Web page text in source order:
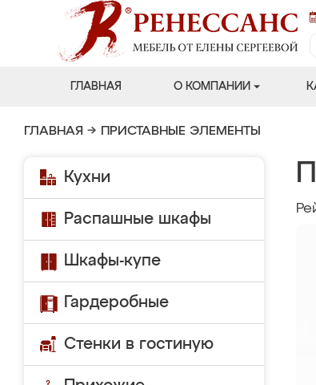
ГЛАВНАЯ О КОМПАНИИ
ГЛАВНАЯ → ПРИСТАВНЫЕ ЭЛЕМЕНТЫ
Кухни
Распашные шкафы
Шкафы-купе
Гардеробные
Стенки в гостиную